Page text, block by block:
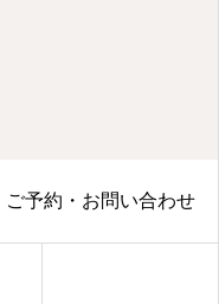
ご予約・お問い合わせ